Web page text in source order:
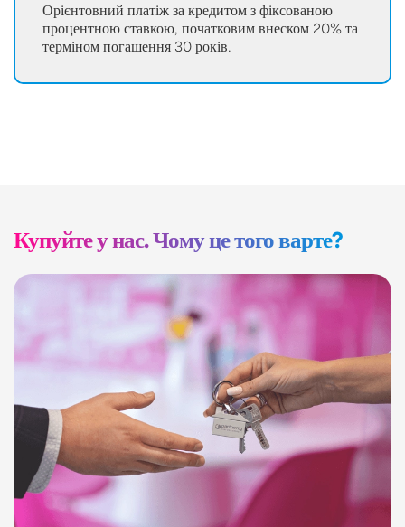
Орієнтовний платіж за кредитом з фіксованою
процентною ставкою, початковим внеском 20% та
терміном погашення 30 років.
Купуйте у нас. Чому це того варте?